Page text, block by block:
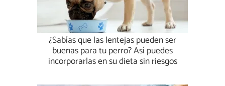
¿Sabías que las lentejas pueden ser
buenas para tu perro? Así puedes
incorporarlas en su dieta sin riesgos